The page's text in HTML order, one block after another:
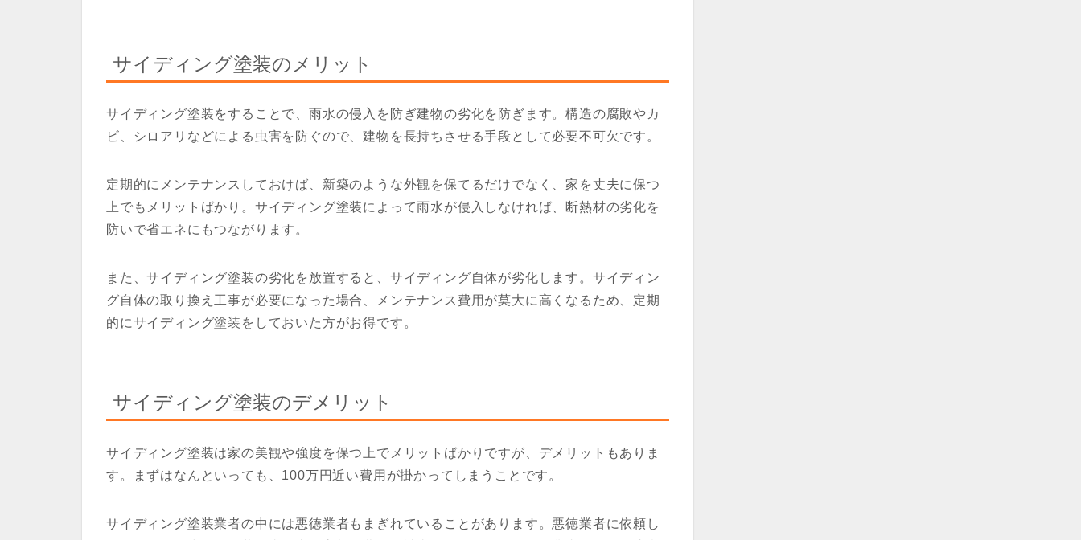
サイディング塗装のメリット
サイディング塗装をすることで、雨水の侵入を防ぎ建物の劣化を防ぎます。構造の腐敗やカ
ビ、シロアリなどによる虫害を防ぐので、建物を長持ちさせる手段として必要不可欠です。
定期的にメンテナンスしておけば、新築のような外観を保てるだけでなく、家を丈夫に保つ
上でもメリットばかり。サイディング塗装によって雨水が侵入しなければ、断熱材の劣化を
防いで省エネにもつながります。
また、サイディング塗装の劣化を放置すると、サイディング自体が劣化します。サイディン
グ自体の取り換え工事が必要になった場合、メンテナンス費用が莫大に高くなるため、定期
的にサイディング塗装をしておいた方がお得です。
サイディング塗装のデメリット
サイディング塗装は家の美観や強度を保つ上でメリットばかりですが、デメリットもありま
す。まずはなんといっても、100万円近い費用が掛かってしまうことです。
サイディング塗装業者の中には悪徳業者もまぎれていることがあります。悪徳業者に依頼し